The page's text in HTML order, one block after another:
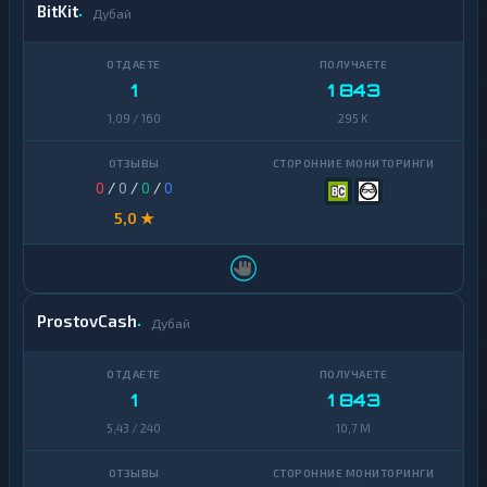
BitKit Дубай
1
1,09 / 160
1 843
295 K
0 / 0 /0 /0
5,0 ★
ProstovCash Дубай
1
5,43 / 240
1 843
10,7 M